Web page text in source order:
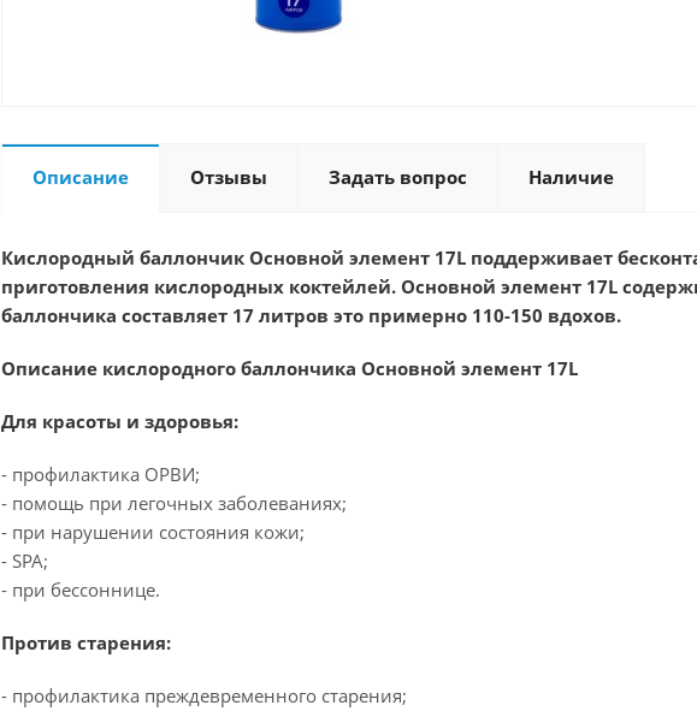
Описание Отзывы Задать вопрос Наличие
Кислородный баллончик Основной элемент 17L поддерживает
приготовления кислородных коктейлей. Основной элемент 17L
баллончика составляет 17 литров это примерно 110-150 вдохов.
Описание кислородного баллончика Основной элемент 17L
Для красоты и здоровья:
- профилактика ОРВИ;
- помощь при легочных заболеваниях;
- при нарушении состояния кожи;
- SPA;
- при бессоннице.
Против старения:
- профилактика преждевременного старения;